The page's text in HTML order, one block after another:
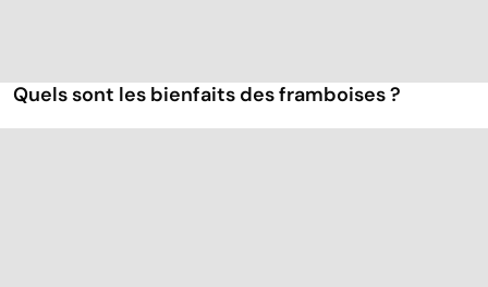
Quels sont les bienfaits des framboises ?